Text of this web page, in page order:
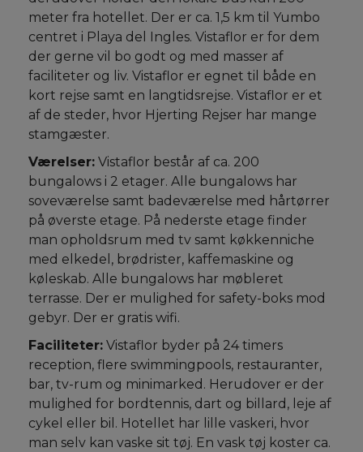
meter fra hotellet. Der er ca. 1,5 km til Yumbo
centret i Playa del Ingles. Vistaflor er for dem
der gerne vil bo godt og med masser af
faciliteter og liv. Vistaflor er egnet til både en
kort rejse samt en langtidsrejse. Vistaflor er et
af de steder, hvor Hjerting Rejser har mange
stamgæster.
Værelser: Vistaflor består af ca. 200
bungalows i 2 etager. Alle bungalows har
soveværelse samt badeværelse med hårtørrer
på øverste etage. På nederste etage finder
man opholdsrum med tv samt køkkenniche
med elkedel, brødrister, kaffemaskine og
køleskab. Alle bungalows har møbleret
terrasse. Der er mulighed for safety-boks mod
gebyr. Der er gratis wifi.
Faciliteter: Vistaflor byder på 24 timers
reception, flere swimmingpools, restauranter,
bar, tv-rum og minimarked. Herudover er der
mulighed for bordtennis, dart og billard, leje af
cykel eller bil. Hotellet har lille vaskeri, hvor
man selv kan vaske sit tøj. En vask tøj koster ca.